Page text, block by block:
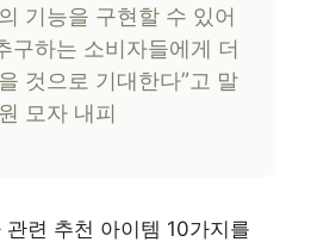
기능을 구현할 수 있어
구하는 소비자들에게 더
것으로 기대한다”고 말
모자 내피
련 추천 아이템 10가지를